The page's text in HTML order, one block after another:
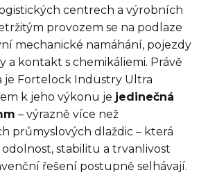
centrech a výrobních
provozem se na podlaze
mechanické namáhání, pojezdy
a kontakt s chemikáliemi. Právě
je Fortelock Industry Ultra
k jeho výkonu je jedinečná
– výrazně více než
průmyslových dlaždic – která
stabilitu a trvanlivost
řešení postupně selhávají.